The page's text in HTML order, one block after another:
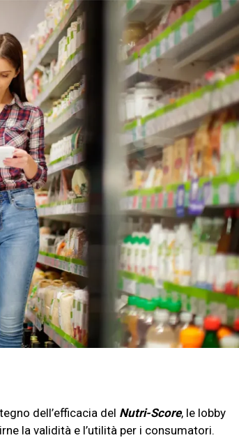
dell’efficacia del Nutri-Score, le lobby
la validità e l’utilità per i consumatori.